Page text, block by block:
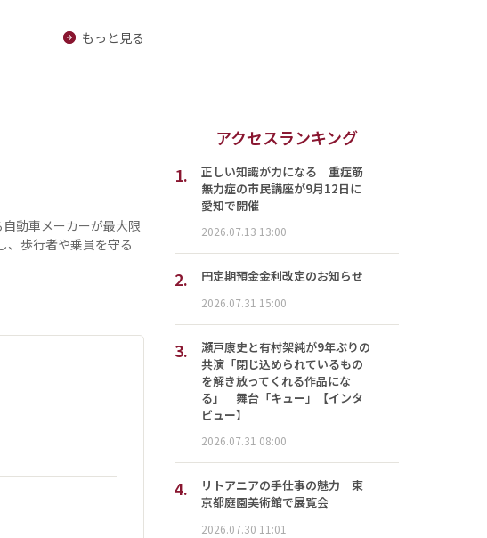
もっと見る
動車メーカーが最大限
歩行者や乗員を守る
アクセスランキング
1.
正しい知識が力になる 重症筋
無力症の市民講座が9月12日に
愛知で開催
2026.07.13 13:00
2. 円定期預金金利改定のお知らせ
2026.07.31 15:00
3.
瀬戸康史と有村架純が9年ぶりの
共演「閉じ込められているもの
を解き放ってくれる作品にな
る」 舞台「キュー」【インタ
ビュー】
2026.07.31 08:00
4.
リトアニアの手仕事の魅力 東
京都庭園美術館で展覧会
2026.07.30 11:01